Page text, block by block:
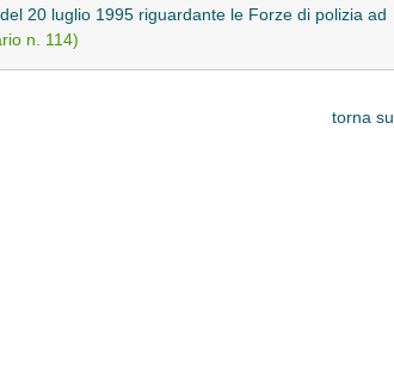
20 luglio 1995 riguardante le Forze di polizia ad
n. 114)
torna su